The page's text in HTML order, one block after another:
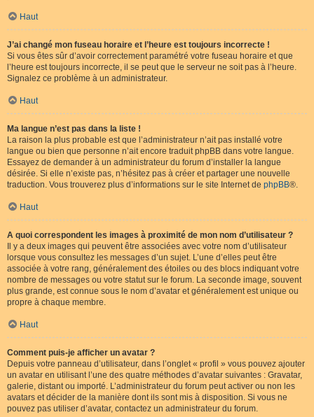
Haut
J’ai changé mon fuseau horaire et l’heure est toujours incorrecte !
Si vous êtes sûr d’avoir correctement paramétré votre fuseau horaire et que
l’heure est toujours incorrecte, il se peut que le serveur ne soit pas à l’heure.
Signalez ce problème à un administrateur.
Haut
Ma langue n’est pas dans la liste !
La raison la plus probable est que l’administrateur n’ait pas installé votre
langue ou bien que personne n’ait encore traduit phpBB dans votre langue.
Essayez de demander à un administrateur du forum d’installer la langue
désirée. Si elle n’existe pas, n’hésitez pas à créer et partager une nouvelle
traduction. Vous trouverez plus d’informations sur le site Internet de phpBB®.
Haut
A quoi correspondent les images à proximité de mon nom d’utilisateur ?
Il y a deux images qui peuvent être associées avec votre nom d’utilisateur
lorsque vous consultez les messages d’un sujet. L’une d’elles peut être
associée à votre rang, généralement des étoiles ou des blocs indiquant votre
nombre de messages ou votre statut sur le forum. La seconde image, souvent
plus grande, est connue sous le nom d’avatar et généralement est unique ou
propre à chaque membre.
Haut
Comment puis-je afficher un avatar ?
Depuis votre panneau d’utilisateur, dans l’onglet « profil » vous pouvez ajouter
un avatar en utilisant l’une des quatre méthodes d’avatar suivantes : Gravatar,
galerie, distant ou importé. L’administrateur du forum peut activer ou non les
avatars et décider de la manière dont ils sont mis à disposition. Si vous ne
pouvez pas utiliser d’avatar, contactez un administrateur du forum.